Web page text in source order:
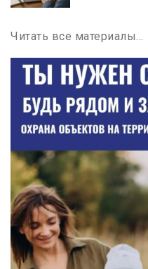
Читать все материалы…